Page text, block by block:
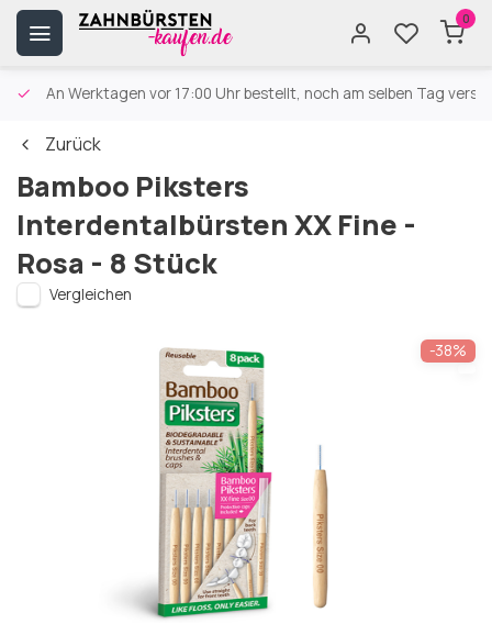
0
An Werktagen vor 17:00 Uhr bestellt, noch am selben Tag
Zurück
Bamboo Piksters
Interdentalbürsten XX Fine -
Rosa - 8 Stück
Vergleichen
-38%